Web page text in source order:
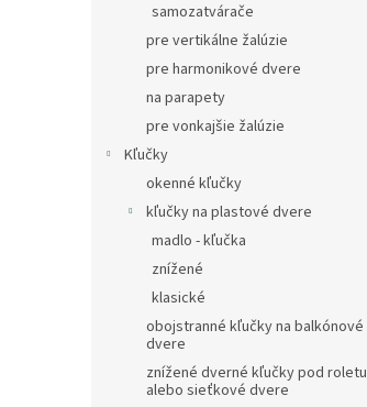
samozatvárače
pre vertikálne žalúzie
pre harmonikové dvere
na parapety
pre vonkajšie žalúzie
Kľučky
okenné kľučky
kľučky na plastové dvere
madlo - kľučka
znížené
klasické
obojstranné kľučky na balkónové
dvere
znížené dverné kľučky pod roletu
alebo sieťkové dvere